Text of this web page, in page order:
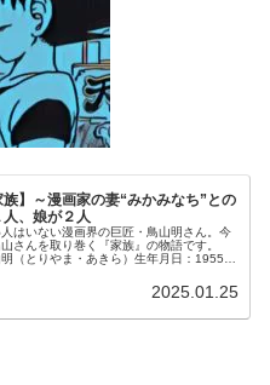
】～漫画家の妻“みかみなち”との
、娘が２人
はいない漫画界の巨匠・鳥山明さん。今
さんを取り巻く『家族』の物語です。
とりやま・あきら）生年月日：1955年
2025.01.25